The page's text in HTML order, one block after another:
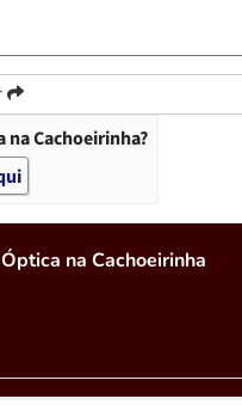
Cachoeirinha?
na Cachoeirinha